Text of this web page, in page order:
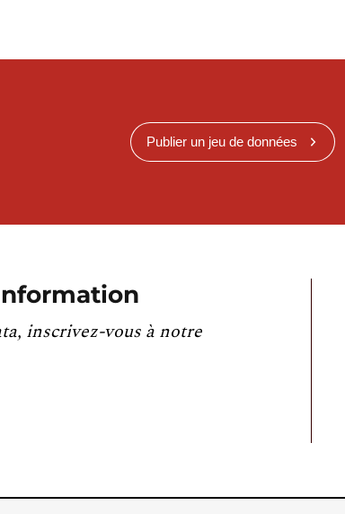
Publier un jeu de données
inscrivez-vous à notre